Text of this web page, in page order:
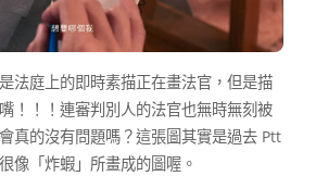
法庭上的即時素描正在畫法官，但是描
！！！連審判別人的法官也無時無刻被
真的沒有問題嗎？這張圖其實是過去 Ptt
像「炸蝦」所畫成的圖喔。